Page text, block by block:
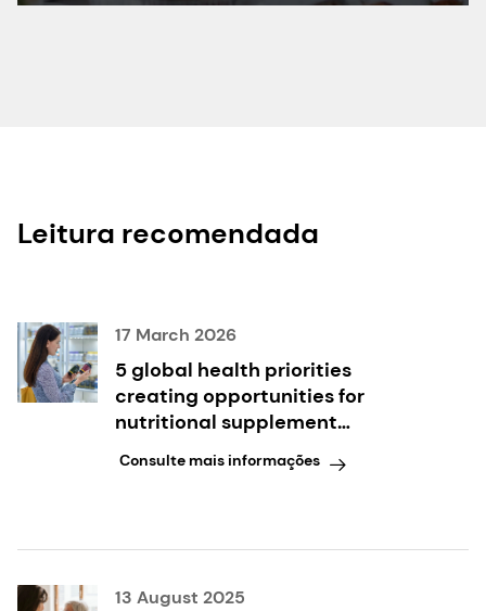
Leitura recomendada
17 March 2026
5 global health priorities
creating opportunities for
nutritional supplement
innovation
Consulte mais informações
13 August 2025